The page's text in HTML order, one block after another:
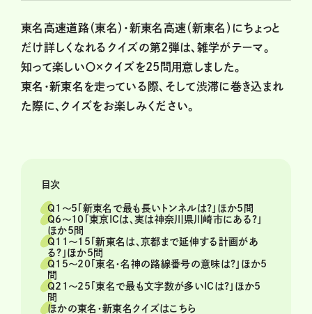
東名高速道路（東名）・新東名高速（新東名）にちょっと
だけ詳しくなれるクイズの第2弾は、雑学がテーマ。
知って楽しい〇×クイズを25問用意しました。
東名・新東名を走っている際、そして渋滞に巻き込まれ
た際に、クイズをお楽しみください。
目次
Q1～5「新東名で最も長いトンネルは?」ほか5問
Q6～10「東京ICは、実は神奈川県川崎市にある?」
ほか5問
Q11～15「新東名は、京都まで延伸する計画があ
る?」ほか5問
Q15～20「東名・名神の路線番号の意味は?」ほか5
問
Q21～25「東名で最も文字数が多いICは?」ほか5
問
ほかの東名・新東名クイズはこちら